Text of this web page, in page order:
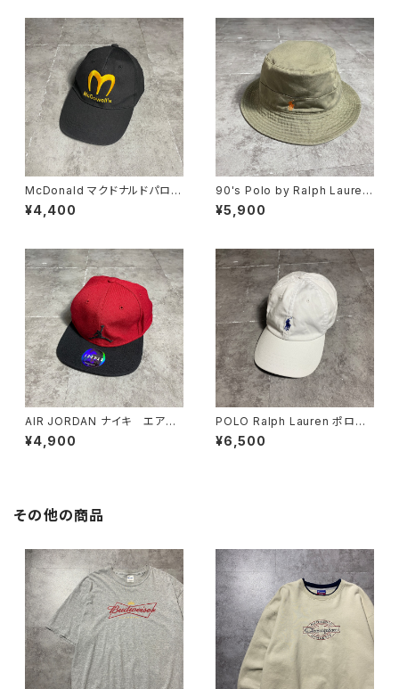
McDonald マクドナルドパロデ
ィ "McDowell's" 刺繍ロゴ
企業物 ブラック 黒 キャップ
¥4,400
90's Polo by Ralph Lauren
ポロバイラルフローレン 刺繍
ロゴ ポニー カーキ バケッ
¥5,900
AIR JORDAN ナイキ エアジ
ョーダン ジャンプマン 刺繍
ロゴ スナップバック キャップ
¥4,900
POLO Ralph Lauren ポロラ
ルフローレン 刺繍ロゴ ポニ
ー ホワイト 白 チノキャッ
¥6,500
その他の商品